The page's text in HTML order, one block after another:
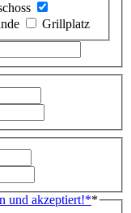
Grillplatz
und akzeptiert!**